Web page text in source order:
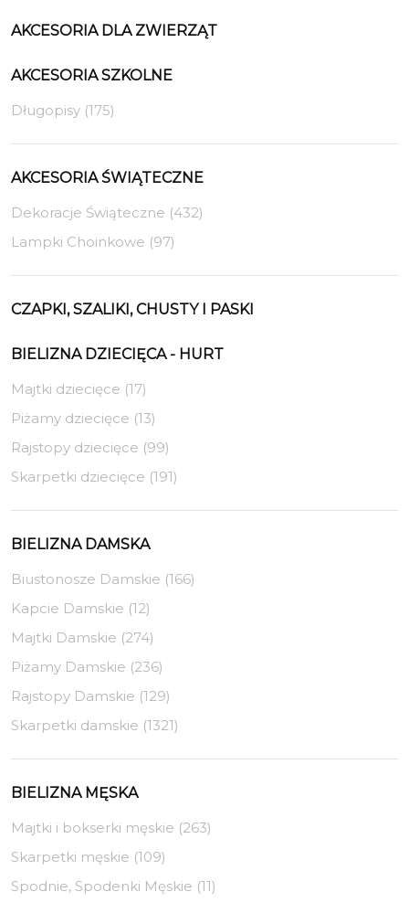
AKCESORIA DLA ZWIERZĄT
AKCESORIA SZKOLNE
Długopisy (175)
AKCESORIA ŚWIĄTECZNE
Dekoracje Świąteczne (432)
Lampki Choinkowe (97)
CZAPKI, SZALIKI, CHUSTY I PASKI
BIELIZNA DZIECIĘCA - HURT
Majtki dziecięce (17)
Piżamy dziecięce (13)
Rajstopy dziecięce (99)
Skarpetki dziecięce (191)
BIELIZNA DAMSKA
Biustonosze Damskie (166)
Kapcie Damskie (12)
Majtki Damskie (274)
Piżamy Damskie (236)
Rajstopy Damskie (129)
Skarpetki damskie (1321)
BIELIZNA MĘSKA
Majtki i bokserki męskie (263)
Skarpetki męskie (109)
Spodnie, Spodenki Męskie (11)